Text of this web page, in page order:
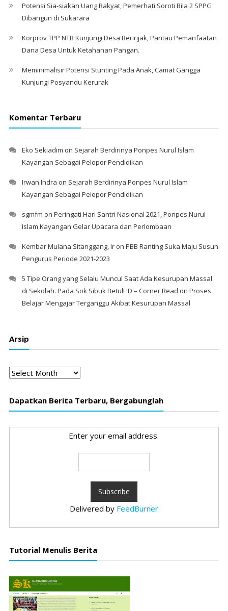
Potensi Sia-siakan Uang Rakyat, Pemerhati Soroti Bila 2 SPPG
Dibangun di Sukarara
Korprov TPP NTB Kunjungi Desa Beririjak, Pantau Pemanfaatan
Dana Desa Untuk Ketahanan Pangan.
Meminimalisir Potensi Stunting Pada Anak, Camat Gangga
Kunjungi Posyandu Kerurak
Komentar Terbaru
Eko Sekiadim on Sejarah Berdirinya Ponpes Nurul Islam
Kayangan Sebagai Pelopor Pendidikan
Irwan Indra on Sejarah Berdirinya Ponpes Nurul Islam
Kayangan Sebagai Pelopor Pendidikan
sgmfm on Peringati Hari Santri Nasional 2021, Ponpes Nurul
Islam Kayangan Gelar Upacara dan Perlombaan
Kembar Mulana Sitanggang, Iron PBB Ranting Suka Maju Susun
Pengurus Periode 2021-2023
5 Tipe Orang yang Selalu Muncul Saat Ada Kesurupan Massal
di Sekolah. Pada Sok Sibuk Betul! :D – Corner Read on Proses
Belajar Mengajar Terganggu Akibat Kesurupan Massal
Arsip
Arsip
Dapatkan Berita Terbaru, Bergabunglah
Enter your email address:
Delivered by FeedBurner
Tutorial Menulis Berita